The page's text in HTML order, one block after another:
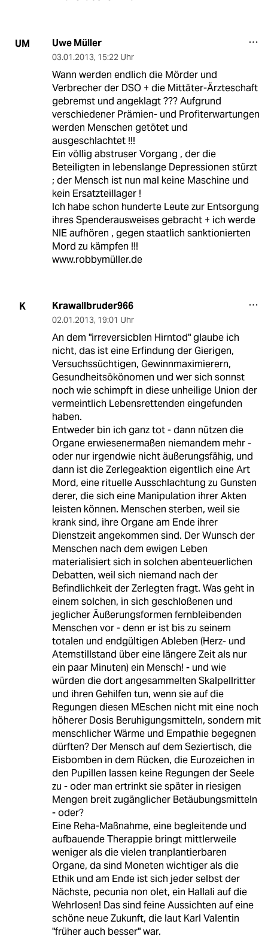
UM Uwe Müller
03.01.2013, 15:22 Uhr
Wann werden endlich die Mörder und
Verbrecher der DSO + die Mittäter-Ärzteschaft
gebremst und angeklagt ??? Aufgrund
verschiedener Prämien- und Profiterwartungen
werden Menschen getötet und
ausgeschlachtet !!!
Ein völlig abstruser Vorgang , der die
Beteiligten in lebenslange Depressionen stürzt
; der Mensch ist nun mal keine Maschine und
kein Ersatzteillager !
Ich habe schon hunderte Leute zur Entsorgung
ihres Spenderausweises gebracht + ich werde
NIE aufhören , gegen staatlich sanktionierten
Mord zu kämpfen !!!
www.robbymüller.de
K Krawallbruder966
02.01.2013, 19:01 Uhr
An dem "irreversicblen Hirntod" glaube ich
nicht, das ist eine Erfindung der Gierigen,
Versuchssüchtigen, Gewinnmaximierern,
Gesundheitsökönomen und wer sich sonnst
noch wie schimpft in diese unheilige Union der
vermeintlich Lebensrettenden eingefunden
haben.
Entweder bin ich ganz tot - dann nützen die
Organe erwiesenermaßen niemandem mehr -
oder nur irgendwie nicht äußerungsfähig, und
dann ist die Zerlegeaktion eigentlich eine Art
Mord, eine rituelle Ausschlachtung zu Gunsten
derer, die sich eine Manipulation ihrer Akten
leisten können. Menschen sterben, weil sie
krank sind, ihre Organe am Ende ihrer
Dienstzeit angekommen sind. Der Wunsch der
Menschen nach dem ewigen Leben
materialisiert sich in solchen abenteuerlichen
Debatten, weil sich niemand nach der
Befindlichkeit der Zerlegten fragt. Was geht in
einem solchen, in sich geschloßenen und
jeglicher Äußerungsformen fernbleibenden
Menschen vor - denn er ist bis zu seinem
totalen und endgültigen Ableben (Herz- und
Atemstillstand über eine längere Zeit als nur
ein paar Minuten) ein Mensch! - und wie
würden die dort angesammelten Skalpellritter
und ihren Gehilfen tun, wenn sie auf die
Regungen diesen MEschen nicht mit eine noch
höherer Dosis Beruhigungsmitteln, sondern mit
menschlicher Wärme und Empathie begegnen
dürften? Der Mensch auf dem Seziertisch, die
Eisbomben in dem Rücken, die Eurozeichen in
den Pupillen lassen keine Regungen der Seele
zu - oder man ertrinkt sie später in riesigen
Mengen breit zugänglicher Betäubungsmitteln
- oder?
Eine Reha-Maßnahme, eine begleitende und
aufbauende Therappie bringt mittlerweile
weniger als die vielen tranplantierbaren
Organe, da sind Moneten wichtiger als die
Ethik und am Ende ist sich jeder selbst der
Nächste, pecunia non olet, ein Hallali auf die
Wehrlosen! Das sind feine Aussichten auf eine
schöne neue Zukunft, die laut Karl Valentin
"früher auch besser" war.